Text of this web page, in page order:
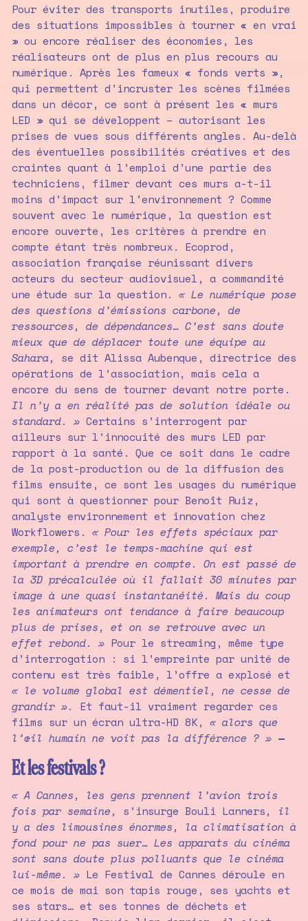
Pour éviter des transports inutiles, produire
des situations impossibles à tourner « en vrai
» ou encore réaliser des économies, les
réalisateurs ont de plus en plus recours au
numérique. Après les fameux « fonds verts »,
qui permettent d’incruster les scènes filmées
dans un décor, ce sont à présent les « murs
LED » qui se développent – autorisant les
prises de vues sous différents angles. Au-delà
des éventuelles possibilités créatives et des
craintes quant à l’emploi d’une partie des
techniciens, filmer devant ces murs a-t-il
moins d’impact sur l’environnement ? Comme
souvent avec le numérique, la question est
encore ouverte, les critères à prendre en
compte étant très nombreux. Ecoprod,
association française réunissant divers
acteurs du secteur audiovisuel, a commandité
une étude sur la question. « Le numérique pose
des questions d’émissions carbone, de
ressources, de dépendances… C’est sans doute
mieux que de déplacer toute une équipe au
Sahara,
se dit Alissa Aubenque, directrice des
opérations de l’association, mais cela a
encore du sens de tourner devant notre porte.
Il n’y a en réalité pas de solution idéale ou
standard. »Certains s’interrogent par
ailleurs sur l’innocuité des murs LED par
rapport à la santé. Que ce soit dans le cadre
de la post-production ou de la diffusion des
films ensuite, ce sont les usages du numérique
qui sont à questionner pour Benoît Ruiz,
analyste environnement et innovation chez
Workflowers. « Pour les effets spéciaux par
exemple, c’est le temps-machine qui est
important à prendre en compte. On est passé de
la 3D précalculée où il fallait 30 minutes par
image à une quasi instantanéité. Mais du coup
les animateurs ont tendance à faire beaucoup
plus de prises, et on se retrouve avec un
effet rebond. »Pour le streaming, même type
d’interrogation : si l’empreinte par unité de
contenu est très faible, l’offre a explosé et
« le volume global est démentiel, ne cesse de
grandir ». Et faut-il vraiment regarder ces
films sur un écran ultra-HD 8K, « alors que
l’œil humain ne voit pas la différence ? » —
Et les festivals ?
« A Cannes, les gens prennent l’avion trois
fois par semaine,
s’insurge Bouli Lanners, il
y a des limousines énormes, la climatisation à
fond pour ne pas suer… Les apparats du cinéma
sont sans doute plus polluants que le cinéma
lui-même. » Le Festival de Cannes déroule en
ce mois de mai son tapis rouge, ses yachts et
ses stars… et ses tonnes de déchets et